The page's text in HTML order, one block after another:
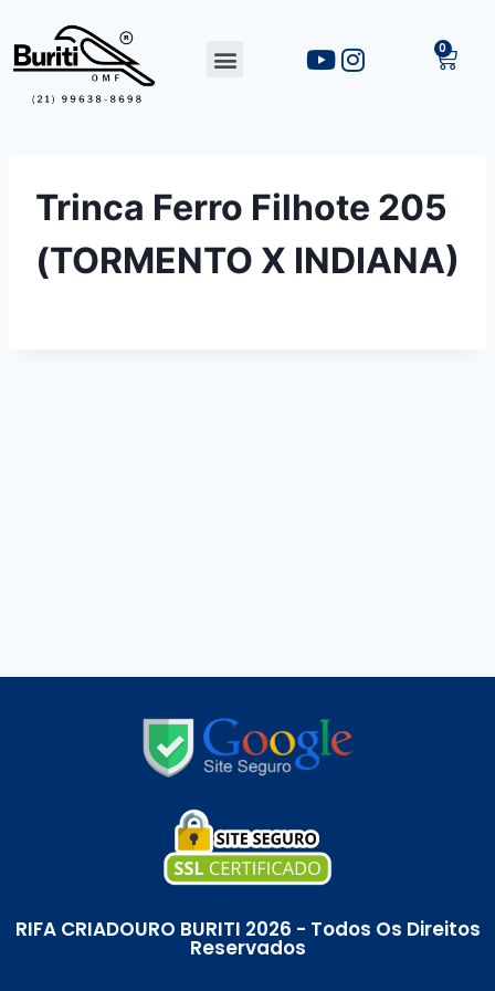
Trinca Ferro Filhote 205
(TORMENTO X INDIANA)
RIFA CRIADOURO BURITI 2026 - Todos Os Direitos
Reservados